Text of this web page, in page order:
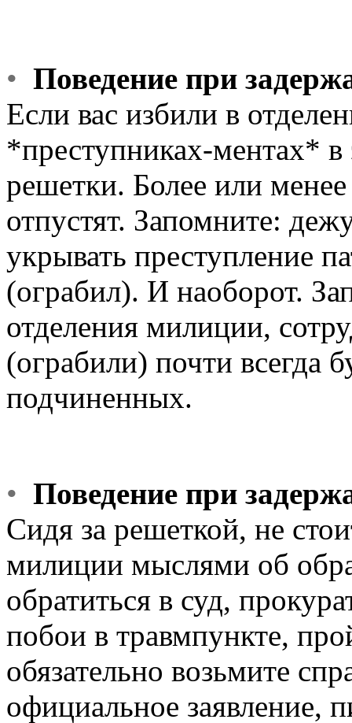
• Поведение при
Если вас избили в
*преступниках-ментах* в
решетки. Более или
отпустят. Запомните:
укрывать преступление
(ограбил). И наоборот.
отделения милиции,
(ограбили) почти всегда
подчиненных.
• Поведение при
Сидя за решеткой, не
милиции мыслями об
обратиться в суд,
побои в травмпункте,
обязательно возьмите
официальное заявление,